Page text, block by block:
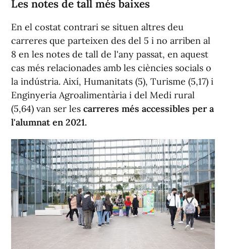
Les notes de tall més baixes
En el costat contrari se situen altres deu
carreres que parteixen des del 5 i no arriben al
8 en les notes de tall de l'any passat, en aquest
cas més relacionades amb les ciències socials o
la indústria. Així, Humanitats (5), Turisme (5,17) i
Enginyeria Agroalimentària i del Medi rural
(5,64) van ser les carreres més accessibles per a
l'alumnat en 2021.